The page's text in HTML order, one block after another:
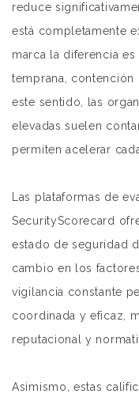
reduce
está completamente
marca la diferencia
temprana, contención
este sentido, las
elevadas suelen
permiten acelerar
Las plataformas de
SecurityScorecard
estado de seguridad
cambio en los
vigilancia constante
coordinada y eficaz,
reputacional y
Asimismo, estas